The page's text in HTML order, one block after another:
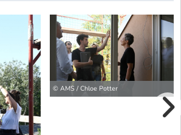
© AMS / Chloe Potter